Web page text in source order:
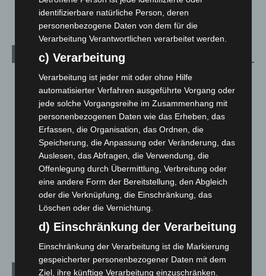
Kategorien
Blaulicht
Corona-News
Hannover und Region
Langenhagen und Ortsteile
Leserbriefe
Menschen
Über uns
Veranstaltungen
1.272
Archiv
identifizierbare natürliche Person, deren
personenbezogene Daten von dem für die
Verarbeitung Verantwortlichen verarbeitet werden.
c) Verarbeitung
Verarbeitung ist jeder mit oder ohne Hilfe
automatisierter Verfahren ausgeführte Vorgang oder
jede solche Vorgangsreihe im Zusammenhang mit
personenbezogenen Daten wie das Erheben, das
Erfassen, die Organisation, das Ordnen, die
Speicherung, die Anpassung oder Veränderung, das
Auslesen, das Abfragen, die Verwendung, die
Offenlegung durch Übermittlung, Verbreitung oder
eine andere Form der Bereitstellung, den Abgleich
oder die Verknüpfung, die Einschränkung, das
Löschen oder die Vernichtung.
d) Einschränkung der Verarbeitung
Einschränkung der Verarbeitung ist die Markierung
gespeicherter personenbezogener Daten mit dem
Ziel, ihre künftige Verarbeitung einzuschränken.